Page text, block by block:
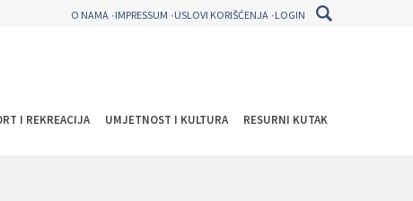
O NAMA IMPRESSUM USLOVI KORIŠĆENJA LOGIN
I REKREACIJA UMJETNOST I KULTURA RESURNI KUTAK